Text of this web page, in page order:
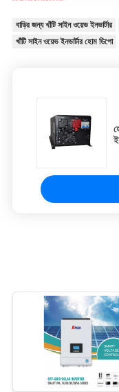
বাড়ির জন্য খাঁটি সাইন ওয়েভ ইনভার্টার
খাঁটি সাইন ওয়েভ ইনভার্টার হোম ডিপো